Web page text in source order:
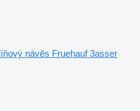
návěs Fruehauf 3asser